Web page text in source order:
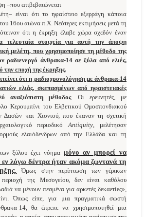
–που επιβεβαιώνεται
είναι ότι το ηφαίστειο εξερράγη κάποια
16ου αιώνα π.Χ. Νεότερες εκτιμήσεις μετά τη
ότι η έκρηξη έλαβε χώρα σχεδόν έναν
τελευταία στοιχεία για αυτή την άποψη
μελέτη, που χρησιμοποίησε τη μέθοδο της
ραδιενεργό άνθρακα-14 σε ξύλα από ελιές,
την εποχή της έκρηξης.
ότι η ραδιοχρονολόγηση με άνθρακα-14
ελιάς, σκεπασμένων από ηφαιστειακές
αναξιόπιστη μέθοδος. Οι ερευνητές, με
Κερουμπίνι του Ελβετικού Ομοσπονδιακού
Δασών και Χιονιού, που έκαναν τη σχετική
περιοδικό
Antiquity, μελέτησαν
ελαιόδενδρων από την Ελλάδα και τη
ξύλου έχει νόημα μόνο αν μπορεί να
εν λόγω δέντρα ήταν ακόμα ζωντανά τη
Όμως στην περίπτωση των γέρικων
περιοχή της Μεσογείου, δεν είναι καθόλου
να μένουν πεσμένα για αρκετές δεκαετίες»,
Όπως είπε, για μια πραγματικά σωστή
14, θα έπρεπε να χρησιμοποιηθεί μια